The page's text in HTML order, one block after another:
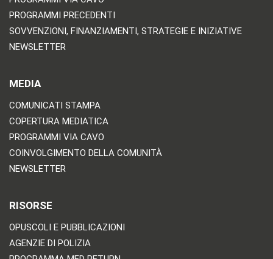
PROGRAMMI PRECEDENTI
SOVVENZIONI, FINANZIAMENTI, STRATEGIE E INIZIATIVE
NEWSLETTER
MEDIA
COMUNICATI STAMPA
COPERTURA MEDIATICA
PROGRAMMI VIA CAVO
COINVOLGIMENTO DELLA COMUNITÀ
NEWSLETTER
RISORSE
OPUSCOLI E PUBBLICAZIONI
AGENZIE DI POLIZIA